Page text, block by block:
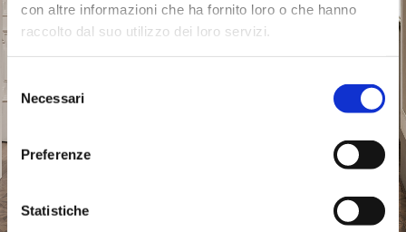
con altre informazioni che ha fornito loro o che hanno
raccolto dal suo utilizzo dei loro servizi.
Selezione
delNecessari
Preferenze
Statistiche